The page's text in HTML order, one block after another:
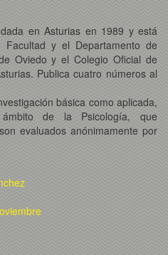
en Asturias en 1989 y está
y el Departamento de
Oviedo y el Colegio Oficial de
Publica cuatro números al
básica como aplicada,
de la Psicología, que
evaluados anónimamente por